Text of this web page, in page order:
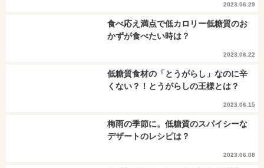
2023.06.29
食べ応え満点で低カロリー低糖質のお
かずが食べたい時は？
2023.06.22
低糖質食材の「とうがらし」なのに辛
くない？！とうがらしの王様とは？
2023.06.15
梅雨の季節に。低糖質のスパイシーな
デザートのレシピは？
2023.06.08